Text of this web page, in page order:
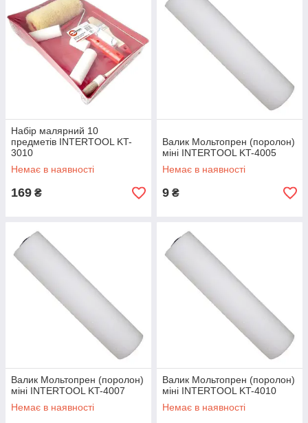
Набір малярний 10
предметів INTERTOOL KT-
3010
Немає в наявності
169 ₴
Валик Мольтопрен (поролон)
міні INTERTOOL KT-4005
Немає в наявності
9 ₴
Валик Мольтопрен (поролон)
міні INTERTOOL KT-4007
Немає в наявності
Валик Мольтопрен (поролон)
міні INTERTOOL KT-4010
Немає в наявності